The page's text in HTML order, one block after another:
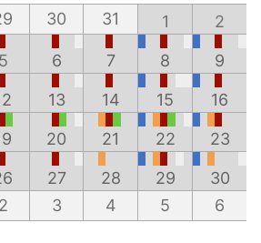
30 31 1 2
5 6 7 8 9
13 14 15 16
20 21 22 23
27 28 29
30
2 3 4 5 6